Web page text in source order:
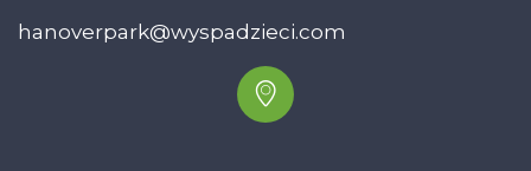
hanoverpark@wyspadzieci.com